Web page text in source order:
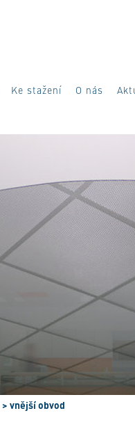
Ke stažení O nás
> vnější obvod